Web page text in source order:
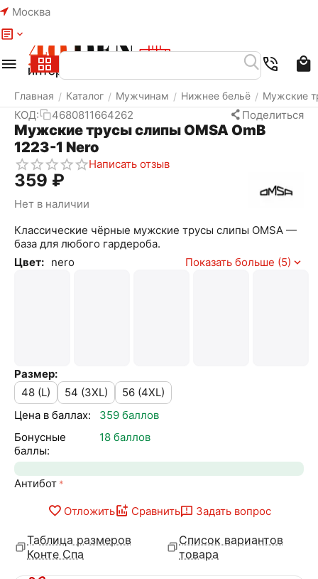
Москва
Главная / Каталог / Мужчинам / Нижнее бельё / Мужские
КОД: 4680811664262 Поделиться
Мужские трусы слипы OMSA OmB
1223-1 Nero
Написать отзыв
‍359‍ ₽
Нет в наличии
Классические чёрные мужские трусы слипы OMSA —
база для любого гардероба.
Цвет: nero Показать больше (5)
Размер:
48 (L)
54 (3XL)
56 (4XL)
Цена в баллах:
359 баллов
Бонусные
баллы:
18 баллов
Антибот
Отложить Сравнить Задать вопрос
Таблица размеров
Конте Спа
Список вариантов
товара
Меню